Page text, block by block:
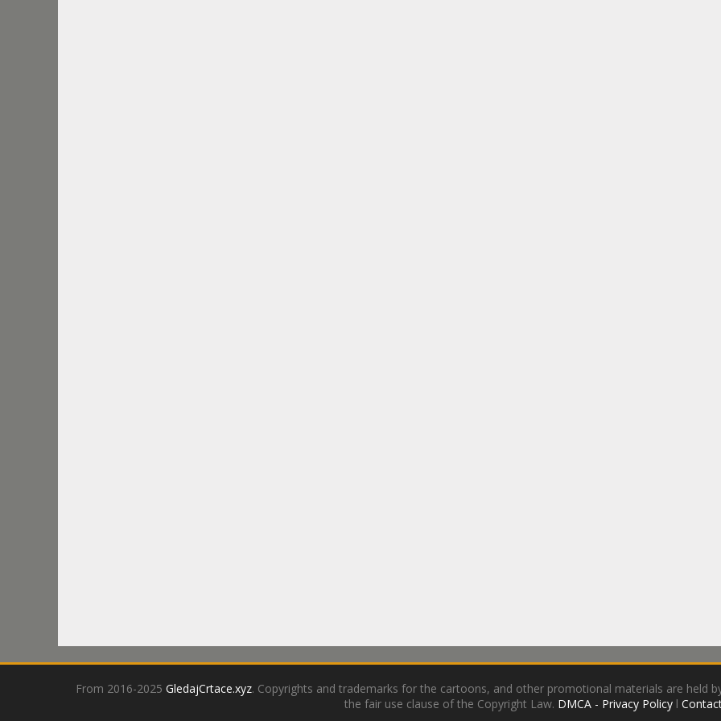
From 2016-2025 GledajCrtace.xyz. Copyrights and trademarks for the cartoons, and other promotional materials are held
the fair use clause of the Copyright Law. DMCA - Privacy Policy l